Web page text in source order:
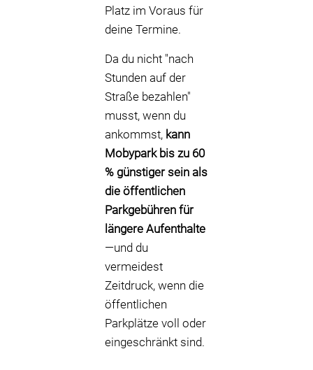
Platz im Voraus für
deine Termine.
Da du nicht "nach
Stunden auf der
Straße bezahlen"
musst, wenn du
ankommst, kann
Mobypark bis zu 60
% günstiger sein als
die öffentlichen
Parkgebühren für
längere Aufenthalte
—und du
vermeidest
Zeitdruck, wenn die
öffentlichen
Parkplätze voll oder
eingeschränkt sind.